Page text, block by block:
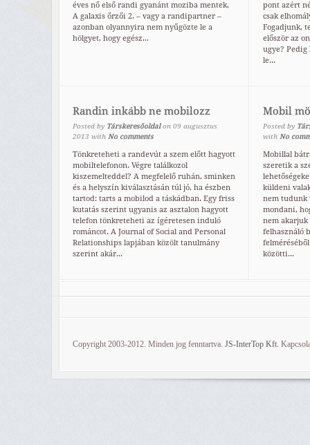
éves nő első randi gyanánt moziba mentek,
A galaxis őrzői 2. – vagy a randipartner –
azonban olyannyira nem nyűgözte le a
hölgyet, hogy egész...
pont azért
csak
Fogadjunk,
először az
ugye?
le...
Randin inkább ne mobilozz
Posted by Társkeresőoldal on 09 augusztus
2013 with No comments
Tönkreteheti a randevút a szem előtt hagyott
mobiltelefonon. Végre találkozol
kiszemelteddel? A megfelelő ruhán, sminken
és a helyszín kiválasztásán túl jó, ha észben
tartod: tarts a mobilod a táskádban. Egy friss
kutatás szerint ugyanis az asztalon hagyott
telefon tönkreteheti az ígéretesen induló
románcot. A Journal of Social and Personal
Relationships lapjában közölt tanulmány
szerint akár...
Mobil
Posted by
with No
Mobillal
szeretik a
küldeni
nem tudunk
mondani,
nem akarjuk
felhasználó
közötti...
Copyright 2003-2012. Minden jog fenntartva. JS-InterTop Kft.